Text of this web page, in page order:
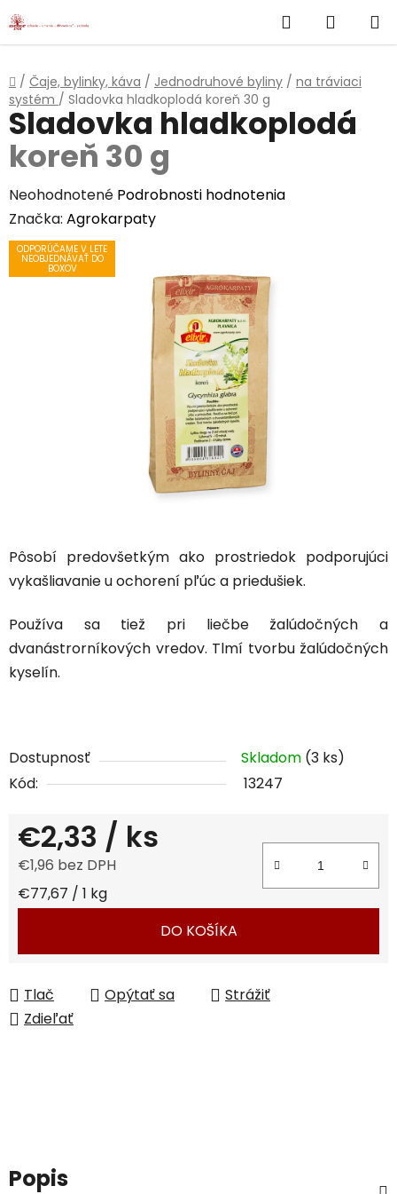
Prejsť
na
Hľadať
KOŠÍK
Domov
/ Čaje, bylinky, káva / Jednodruhové byliny / na tráviaci
systém / Sladovka hladkoplodá koreň 30 g
Pôsobí predovšetkým ako prostriedok podporujúci
vykašliavanie u ochorení pľúc a priedušiek.
Používa sa tiež pri liečbe žalúdočných a
dvanástrorníkových vredov. Tlmí tvorbu žalúdočných
kyselín.
Dostupnosť Skladom (3 ks)
Kód:
13247
€2,33 / ks
€1,96 bez DPH
Jednotková cena:
€77,67 / 1 kg
DO KOŠÍKA
Tlač Opýtať sa
Strážiť
Zdieľať
Sladovka hladkoplodá
koreň 30 g
Priemerné
hodnotenie
produktu
Neohodnotené Podrobnosti hodnotenia
Značka: Agrokarpaty
ODPORÚČAME V LETE
NEOBJEDNÁVAŤ DO
BOXOV
Popis